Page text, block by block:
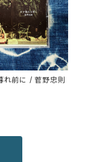
れ前に / 菅野忠則